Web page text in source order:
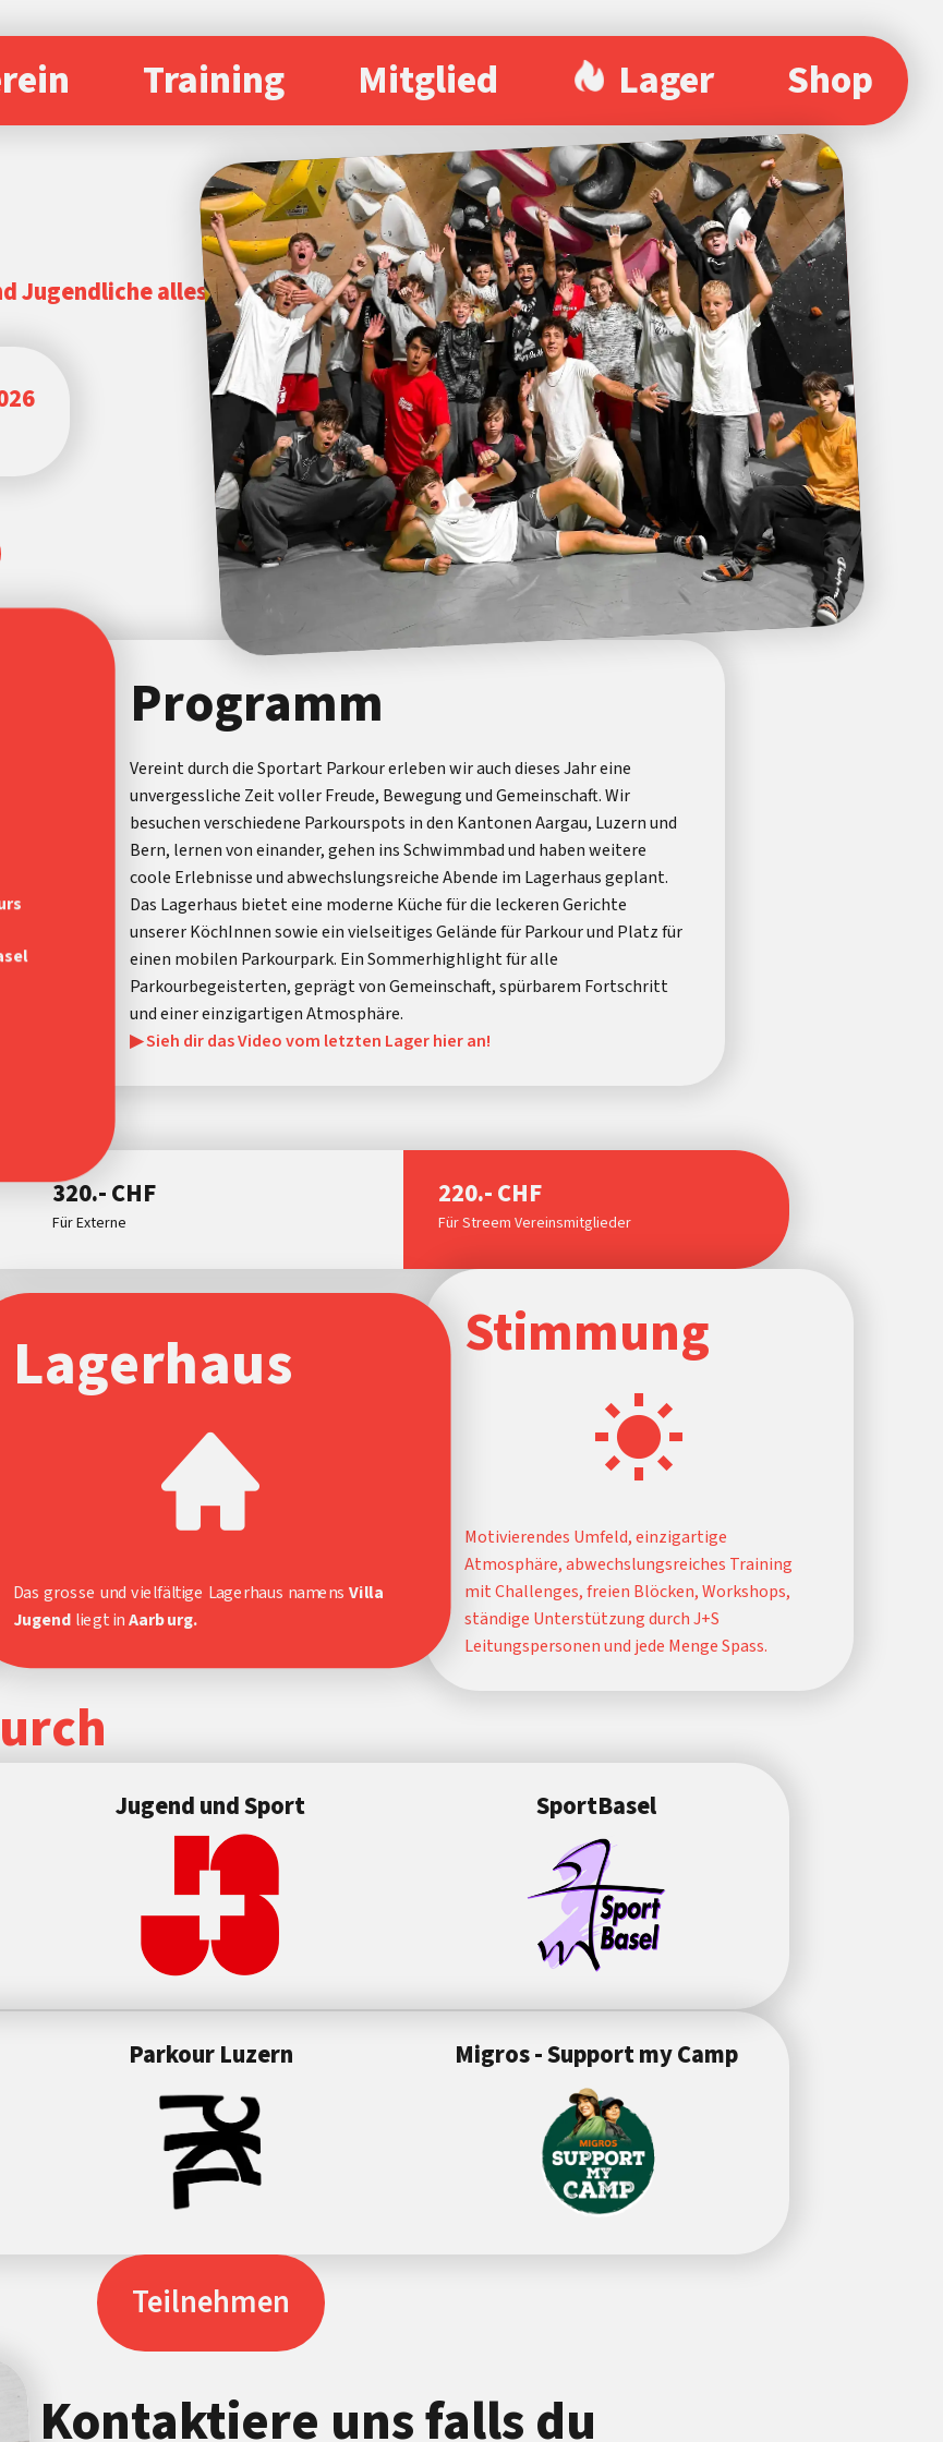
Training Mitglied Lager Shop
Jugendliche alles
Programm
Vereint durch die Sportart Parkour erleben wir auch dieses Jahr eine
unvergessliche Zeit voller Freude, Bewegung und Gemeinschaft. Wir
besuchen verschiedene Parkourspots in den Kantonen Aargau, Luzern und
Bern, lernen von einander, gehen ins Schwimmbad und haben weitere
coole Erlebnisse und abwechslungsreiche Abende im Lagerhaus geplant.
Das Lagerhaus bietet eine moderne Küche für die leckeren Gerichte
unserer KöchInnen sowie ein vielseitiges Gelände für Parkour und Platz für
einen mobilen Parkourpark. Ein Sommerhighlight für alle
Parkourbegeisterten, geprägt von Gemeinschaft, spürbarem Fortschritt
und einer einzigartigen Atmosphäre.
▶ Sieh dir das Video vom letzten Lager hier an!
320.- CHF
Für Externe
220.- CHF
Für Streem Vereinsmitglieder
Lagerhaus
Das grosse und vielfältige Lagerhaus namensVilla
Jugend liegt inAarburg.
Stimmung
Motivierendes Umfeld, einzigartige
Atmosphäre, abwechslungsreiches Training
mit Challenges, freien Blöcken, Workshops,
ständige Unterstützung durch J+S
Leitungspersonen und jede Menge Spass.
Jugend und Sport SportBasel
Parkour Luzern Migros - Support my Camp
Teilnehmen
Kontaktiere uns falls du